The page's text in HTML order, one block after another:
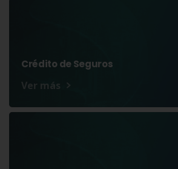
Crédito de Seguros
Ver más